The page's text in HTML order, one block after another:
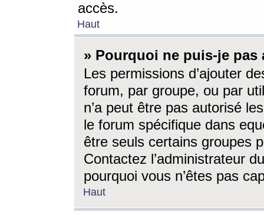
accès.
Haut
» Pourquoi ne puis-je
Les permissions d’ajouter
forum, par groupe, ou par
n’a peut être pas autorisé
le forum spécifique dans
être seuls certains groupes
Contactez l’administrateur
pourquoi vous n’êtes pas
Haut